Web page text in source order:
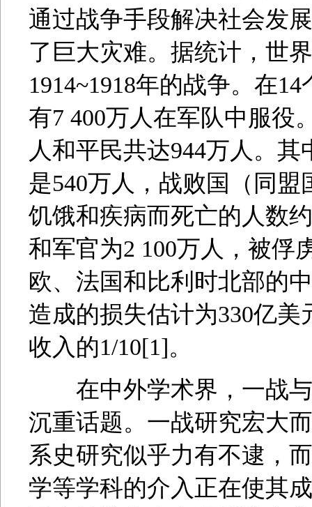
通过战争手段解决社会发
了巨大灾难。据统计，世
1914~1918年的战争。在
有7 400万人在军队中服役
人和平民共达944万人。
是540万人，战败国（同
饥饿和疾病而死亡的人数
和军官为2 100万人，被俘
欧、法国和比利时北部的
造成的损失估计为330亿
收入的1/10[1]。
在中外学术界，一战与
沉重话题。一战研究宏大
系史研究似乎力有不逮，
学等学科的介入正在使其